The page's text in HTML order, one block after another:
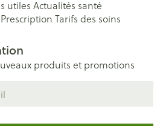
utiles Actualités santé
Prescription Tarifs des soins
produits et promotions